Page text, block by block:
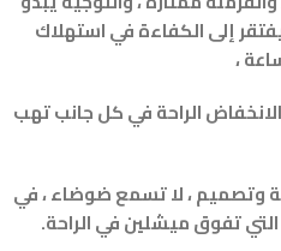
إلى الكفاءة في استهلاك
الراحة في كل جانب تهب
وتصميم ، لا تسمع ضوضاء ، في
تفوق ميشلين في الراحة.